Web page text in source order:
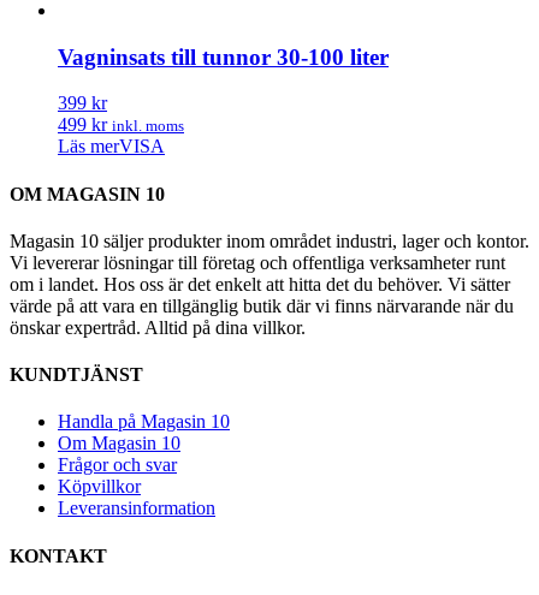
Vagninsats till tunnor 30-100 liter
399 kr
499 kr inkl. moms
Läs merVISA
OM MAGASIN 10
Magasin 10 säljer produkter inom området industri, lager och kontor.
Vi levererar lösningar till företag och offentliga verksamheter runt
om i landet. Hos oss är det enkelt att hitta det du behöver. Vi sätter
värde på att vara en tillgänglig butik där vi finns närvarande när du
önskar expertråd. Alltid på dina villkor.
KUNDTJÄNST
Handla på Magasin 10
Om Magasin 10
Frågor och svar
Köpvillkor
Leveransinformation
KONTAKT